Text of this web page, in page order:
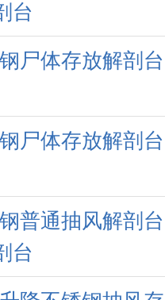
台
尸体存放解剖
尸体存放解剖
普通抽风解剖
台